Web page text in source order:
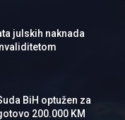
julskih naknada
BiH optužen za
200.000 KM